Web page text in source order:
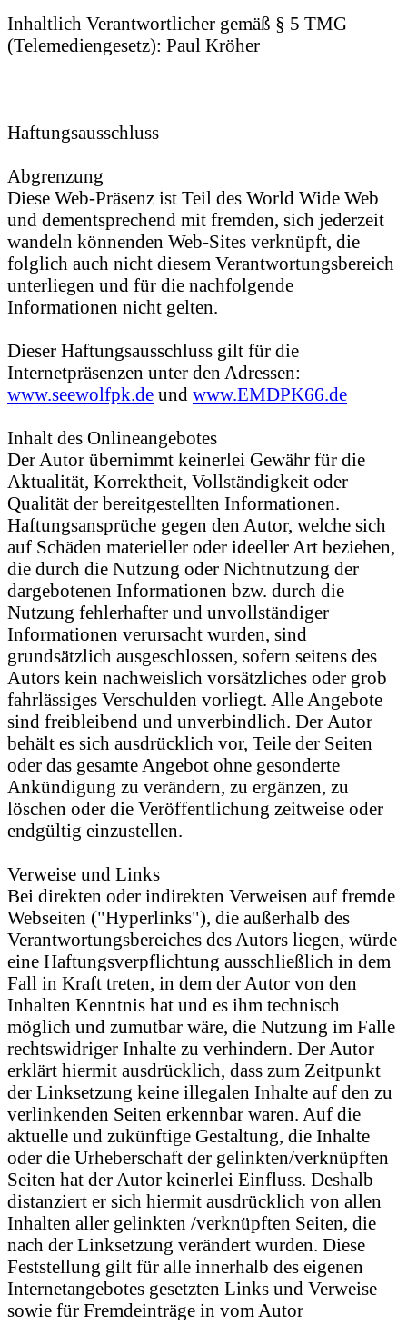
Inhaltlich Verantwortlicher gemäß § 5 TMG
(Telemediengesetz): Paul Kröher
Haftungsausschluss
Abgrenzung
Diese Web-Präsenz ist Teil des World Wide Web
und dementsprechend mit fremden, sich jederzeit
wandeln könnenden Web-Sites verknüpft, die
folglich auch nicht diesem Verantwortungsbereich
unterliegen und für die nachfolgende
Informationen nicht gelten.
Dieser Haftungsausschluss gilt für die
Internetpräsenzen unter den Adressen:
www.seewolfpk.de und www.EMDPK66.de
Inhalt des Onlineangebotes
Der Autor übernimmt keinerlei Gewähr für die
Aktualität, Korrektheit, Vollständigkeit oder
Qualität der bereitgestellten Informationen.
Haftungsansprüche gegen den Autor, welche sich
auf Schäden materieller oder ideeller Art beziehen,
die durch die Nutzung oder Nichtnutzung der
dargebotenen Informationen bzw. durch die
Nutzung fehlerhafter und unvollständiger
Informationen verursacht wurden, sind
grundsätzlich ausgeschlossen, sofern seitens des
Autors kein nachweislich vorsätzliches oder grob
fahrlässiges Verschulden vorliegt. Alle Angebote
sind freibleibend und unverbindlich. Der Autor
behält es sich ausdrücklich vor, Teile der Seiten
oder das gesamte Angebot ohne gesonderte
Ankündigung zu verändern, zu ergänzen, zu
löschen oder die Veröffentlichung zeitweise oder
endgültig einzustellen.
Verweise und Links
Bei direkten oder indirekten Verweisen auf fremde
Webseiten ("Hyperlinks"), die außerhalb des
Verantwortungsbereiches des Autors liegen, würde
eine Haftungsverpflichtung ausschließlich in dem
Fall in Kraft treten, in dem der Autor von den
Inhalten Kenntnis hat und es ihm technisch
möglich und zumutbar wäre, die Nutzung im Falle
rechtswidriger Inhalte zu verhindern. Der Autor
erklärt hiermit ausdrücklich, dass zum Zeitpunkt
der Linksetzung keine illegalen Inhalte auf den zu
verlinkenden Seiten erkennbar waren. Auf die
aktuelle und zukünftige Gestaltung, die Inhalte
oder die Urheberschaft der gelinkten/verknüpften
Seiten hat der Autor keinerlei Einfluss. Deshalb
distanziert er sich hiermit ausdrücklich von allen
Inhalten aller gelinkten /verknüpften Seiten, die
nach der Linksetzung verändert wurden. Diese
Feststellung gilt für alle innerhalb des eigenen
Internetangebotes gesetzten Links und Verweise
sowie für Fremdeinträge in vom Autor